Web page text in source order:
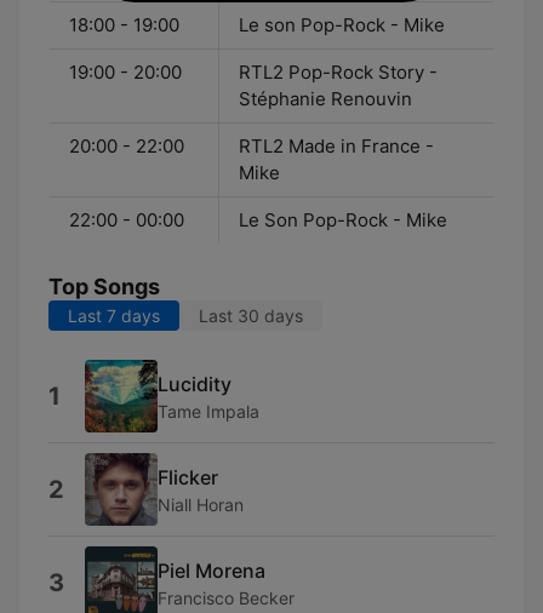
18:00 - 19:00 Le son Pop-Rock - Mike
19:00 - 20:00
RTL2 Pop-Rock Story -
Stéphanie Renouvin
20:00 - 22:00
RTL2 Made in France -
Mike
22:00 - 00:00 Le Son Pop-Rock - Mike
Top Songs
Last 7 days Last 30 days
1 Lucidity
Tame Impala
2 Flicker
Niall Horan
3 Piel Morena
Francisco Becker